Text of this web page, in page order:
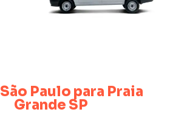
São Paulo para Praia
Grande SP